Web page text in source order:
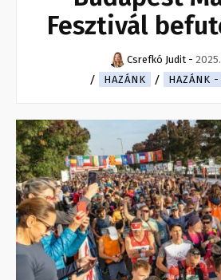
Fesztivál
Csrefkó Judit -
HAZÁNK
HAZÁNK